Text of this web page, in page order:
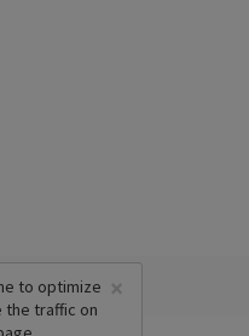
×
to optimize
the traffic on